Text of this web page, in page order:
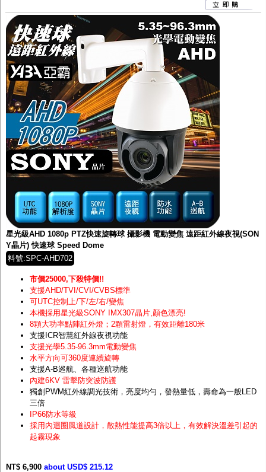
星光級AHD 1080p PTZ快速旋轉球 攝影機 電動變焦 遠距紅外線夜視(SON
Y晶片) 快速球 Speed Dome
料號:SPC-AHD702
市價25000,下殺特價!!
支援AHD/TVI/CVI/CVBS標準
可UTC控制上/下/左/右/變焦
本機採用星光級SONY IMX307晶片,顏色漂亮!
8顆大功率點陣紅外燈；2顆雷射燈，有效距離180米
支援ICR智慧紅外線夜視功能
支援光學5.35-96.3mm電動變焦
水平方向可360度連續旋轉
支援A-B巡航、各種巡航功能
內建6KV 雷擊防突波防護
獨創PWM紅外線調光技術，亮度均勻，發熱量低，壽命為一般LED
三倍
IP66防水等級
採用內迴圈風道設計，散熱性能提高3倍以上，有效解決溫差引起的
起霧現象
NT$ 6,900 about USD$ 215.12